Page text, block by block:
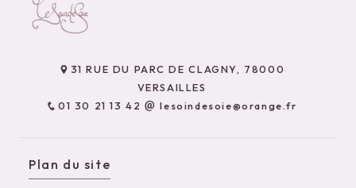
31 RUE DU PARC DE CLAGNY, 78000
VERSAILLES
01 30 21 13 42
lesoindesoie@orange.fr
Plan du site